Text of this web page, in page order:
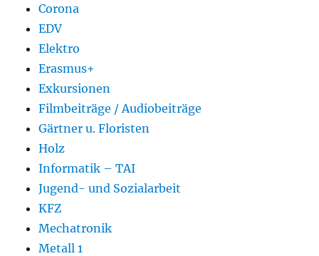
Corona
EDV
Elektro
Erasmus+
Exkursionen
Filmbeiträge / Audiobeiträge
Gärtner u. Floristen
Holz
Informatik – TAI
Jugend- und Sozialarbeit
KFZ
Mechatronik
Metall 1